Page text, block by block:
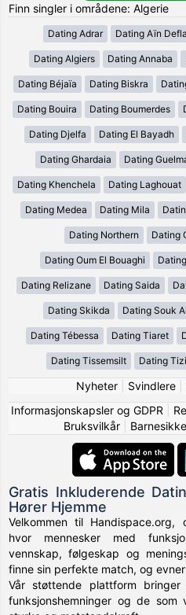
Finn singler i områdene: Algerie
Dating Adrar Dating Aïn Defla
Dating Algiers Dating Annaba
Dating Béjaïa Dating Biskra
Dating Bouira Dating Boumerdes
Dating Djelfa Dating El Bayadh
Dating Ghardaia Dating
Dating Khenchela Dating Laghouat
Dating Medea Dating Mila
Dating Northern Dating
Dating Oum El Bouaghi
Dating Relizane Dating Saida
Dating Skikda Dating Souk
Dating Tébessa Dating Tiaret
Dating Tissemsilt Dating
Nyheter| Svindlere|
Informasjonskapsler og GDPR
Bruksvilkår
Gratis Inkluderende
Hører Hjemme
Velkommen til Handispace.org,
hvor mennesker med
vennskap, følgeskap og
finne sin perfekte match, og
Vår støttende plattform
funksjonshemninger og de som